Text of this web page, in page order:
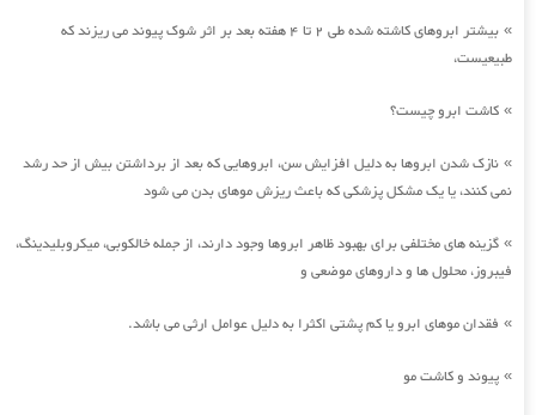
»
بیشتر ابروهای کاشته شده طی 2 تا 4 هفته بعد بر اثر شوک پیوند می ریزند که
طبیعیست،
» کاشت ابرو چیست؟
» نازک شدن ابروها به دلیل افزایش سن، ابروهایی که بعد از برداشتن بیش از حد رشد
نمی کنند، یا یک مشکل پزشکی که باعث ریزش موهای بدن می شود
» گزینه های مختلفی برای بهبود ظاهر ابروها وجود دارند، از جمله خالکوبی، میکروبلیدینگ،
فیبروز، محلول ها و داروهای موضعی و
» فقدان موهای ابرو یا کم پشتی اکثرا به دلیل عوامل ارثی می باشد.
» پیوند و کاشت مو